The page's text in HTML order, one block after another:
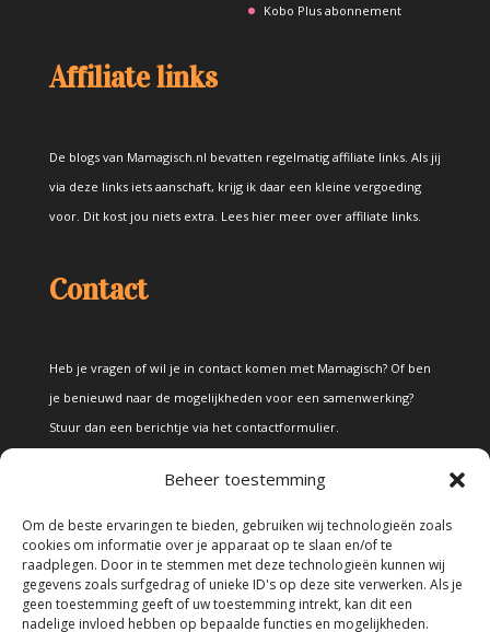
Beheer toestemming
Om de beste ervaringen te bieden, gebruiken wij technologieën zoals
cookies om informatie over je apparaat op te slaan en/of te
raadplegen. Door in te stemmen met deze technologieën kunnen wij
gegevens zoals surfgedrag of unieke ID's op deze site verwerken. Als je
geen toestemming geeft of uw toestemming intrekt, kan dit een
nadelige invloed hebben op bepaalde functies en mogelijkheden.
Kobo Plus abonnement
Affiliate links
De blogs van Mamagisch.nl bevatten regelmatig affiliate links. Als jij
via deze links iets aanschaft, krijg ik daar een kleine vergoeding
voor. Dit kost jou niets extra. Lees hier meer over affiliate links.
Contact
Heb je vragen of wil je in contact komen met Mamagisch? Of ben
je benieuwd naar de mogelijkheden voor een samenwerking?
Stuur dan een berichtje via het contactformulier.
Alle teksten en foto's op deze site zijn eigendom van Mamagisch.
Teksten en foto's van Mamagisch mogen onder geen beding